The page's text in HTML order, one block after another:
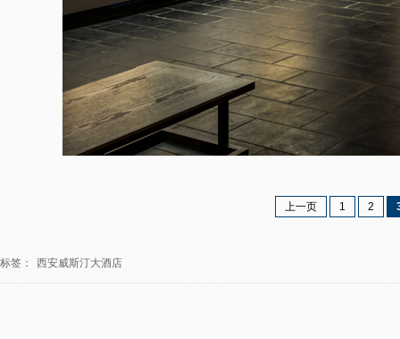
上一页 1 2
标签： 西安威斯汀大酒店